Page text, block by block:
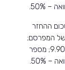
2016 יחושב סכום ההחזר
של המפרסם;
שיעור מימון –70%; ריבית קבועה צמוד מדד – 9.90%; מספר